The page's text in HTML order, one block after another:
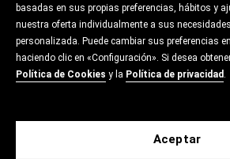
basadas en sus propias preferencias, hábitos y
nuestra oferta individualmente a sus
personalizada. Puede cambiar sus preferencias
haciendo clic en «Configuración». Si desea
Política de Cookies y la Política de privacidad.
Aceptar